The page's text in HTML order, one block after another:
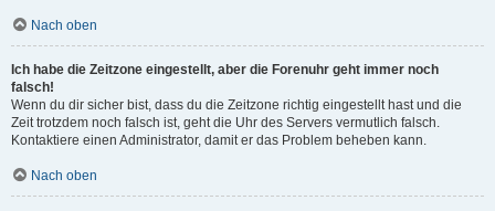
Nach oben
Ich habe die Zeitzone eingestellt, aber die Forenuhr geht immer noch
falsch!
Wenn du dir sicher bist, dass du die Zeitzone richtig eingestellt hast und die
Zeit trotzdem noch falsch ist, geht die Uhr des Servers vermutlich falsch.
Kontaktiere einen Administrator, damit er das Problem beheben kann.
Nach oben